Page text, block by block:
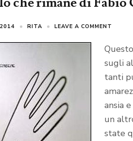
RITA LEAVE A COMMENT
sugli
tanti
ansia
un
state